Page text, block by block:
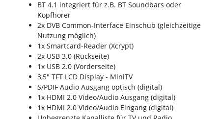
BT 4.1 integriert für z.B. BT Soundbars oder
Kopfhörer
2x DVB Common-Interface Einschub (gleichzeitige
Nutzung möglich)
1x Smartcard-Reader (Xcrypt)
2x USB 3.0 (Rückseite)
1x USB 2.0 (Vorderseite)
3,5" TFT LCD Display - MiniTV
S/PDIF Audio Ausgang optisch (digital)
1x HDMI 2.0 Video/Audio Ausgang (digital)
1x HDMI 2.0 Video/Audio Eingang (digital)